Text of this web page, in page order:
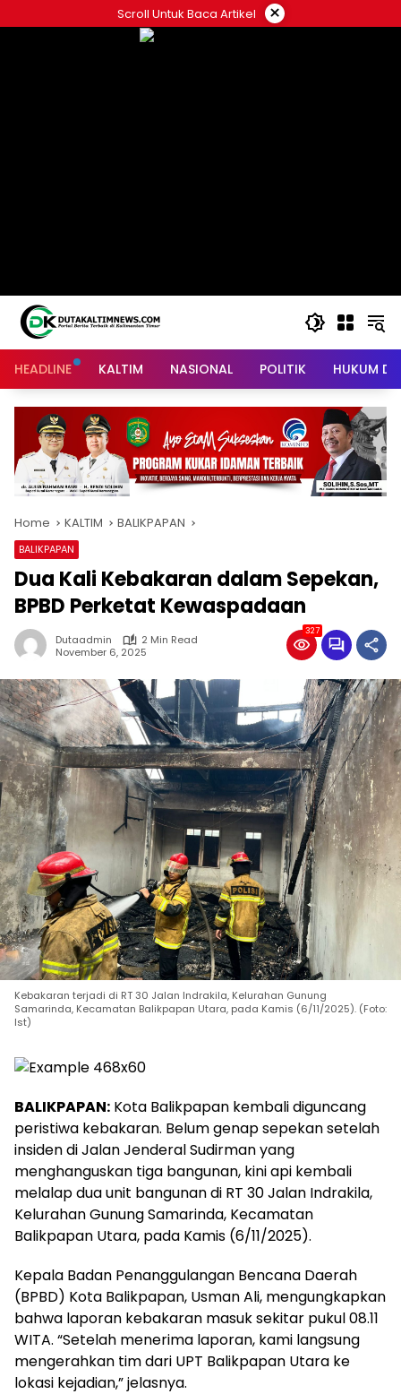
to
Scroll Untuk Baca Artikel ×
HEADLINE KALTIM NASIONAL POLITIK HUKUM
Home KALTIM BALIKPAPAN
BALIKPAPAN
Dua Kali Kebakaran dalam Sepekan,
BPBD Perketat Kewaspadaan
Dutaadmin
2 Min Read
November 6, 2025
327
Kebakaran terjadi di RT 30 Jalan Indrakila, Kelurahan Gunung
Samarinda, Kecamatan Balikpapan Utara, pada Kamis (6/11/2025). (Foto:
Ist)
BALIKPAPAN: Kota Balikpapan kembali diguncang
peristiwa kebakaran. Belum genap sepekan setelah
insiden di Jalan Jenderal Sudirman yang
menghanguskan tiga bangunan, kini api kembali
melalap dua unit bangunan di RT 30 Jalan Indrakila,
Kelurahan Gunung Samarinda, Kecamatan
Balikpapan Utara, pada Kamis (6/11/2025).
Kepala Badan Penanggulangan Bencana Daerah
(BPBD) Kota Balikpapan, Usman Ali, mengungkapkan
bahwa laporan kebakaran masuk sekitar pukul 08.11
WITA. “Setelah menerima laporan, kami langsung
mengerahkan tim dari UPT Balikpapan Utara ke
lokasi kejadian,” jelasnya.